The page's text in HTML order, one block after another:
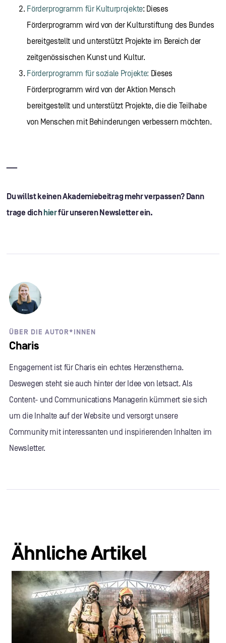
Förderprogramm für Kulturprojekte: Dieses
Förderprogramm wird von der Kulturstiftung des Bundes
bereitgestellt und unterstützt Projekte im Bereich der
zeitgenössischen Kunst und Kultur.
Förderprogramm für soziale Projekte: Dieses
Förderprogramm wird von der Aktion Mensch
bereitgestellt und unterstützt Projekte, die die Teilhabe
von Menschen mit Behinderungen verbessern möchten.
Du willst keinen Akademiebeitrag mehr verpassen? Dann
trage dich hierfür unseren Newsletter ein.
ÜBER DIE AUTOR*INNEN
Charis
Engagement ist für Charis ein echtes Herzensthema.
Deswegen steht sie auch hinter der Idee von letsact. Als
Content- und Communications Managerin kümmert sie sich
um die Inhalte auf der Website und versorgt unsere
Community mit interessanten und inspirierenden Inhalten im
Newsletter.
Ähnliche Artikel